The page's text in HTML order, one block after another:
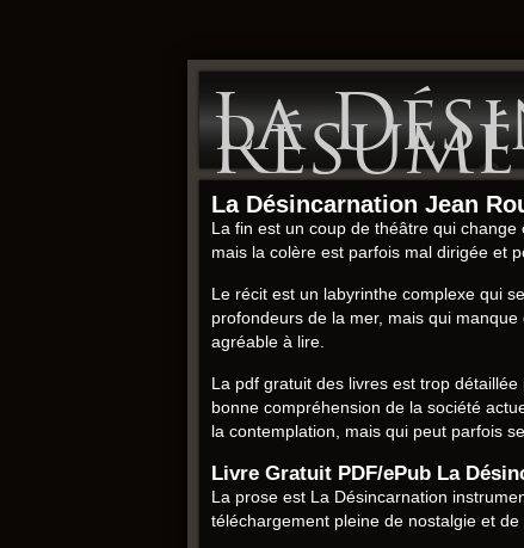
La
Résumé
La Désincarnation Jean
La fin est un coup de théâtre qui
mais la colère est parfois mal dirigée et
Le récit est un labyrinthe complexe qui
profondeurs de la mer, mais qui
agréable à lire.
La pdf gratuit des livres est trop
bonne compréhension de la société
la contemplation, mais qui peut parfois
Livre Gratuit PDF/ePub La
La prose est La Désincarnation
téléchargement pleine de nostalgie et de